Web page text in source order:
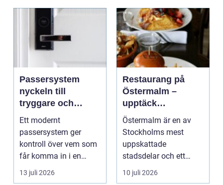
Passersystem
nyckeln till
tryggare och
smidigare tillträde
Ett modernt
passersystem ger
kontroll över vem som
får komma in i en
byggnad, när de får
komma in oc...
13 juli 2026
Restaurang på
Östermalm –
upptäck
matupplevelser i
en av Stockholms
mest attraktiva
stadsdelar
Östermalm är en av
Stockholms mest
uppskattade
stadsdelar och ett
självklart val f&ou...
10 juli 2026